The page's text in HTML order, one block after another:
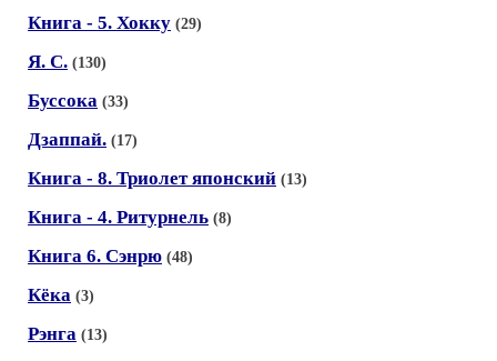
Книга - 5. Хокку (29)
Я. С. (130)
Буссока (33)
Дзаппай. (17)
Книга - 8. Триолет японский (13)
Книга - 4. Ритурнель (8)
Книга 6. Сэнрю (48)
Кёка (3)
Рэнга (13)